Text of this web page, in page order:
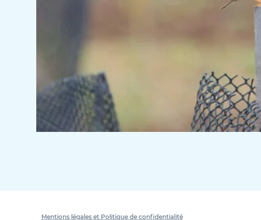
Mentions légales et Politique de confidentialité